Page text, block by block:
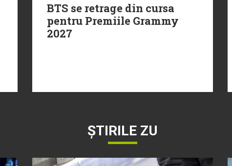
BTS se retrage din cursa
pentru Premiile Grammy
2027
ȘTIRILE ZU